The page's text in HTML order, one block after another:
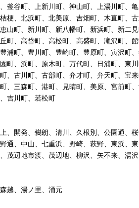
釜谷町、上新川町、神山町、上湯川町、
梗、北浜町、北美原、吉畑町、木直町、
山町、新川町、新八幡町、新浜町、新二
町、高岱町、高松町、高盛町、滝沢町、
浦町、豊川町、豊崎町、豊原町、寅沢町
町、浜町、原木町、万代町、日浦町、東
、古川町、古部町、弁才町、弁天町、宝
、三森町、港町、見晴町、美原、宮前町
吉川町、若松町
、開発、峩朗、清川、久根別、公園通、
通、中山、七重浜、野崎、萩野、東浜、
茂辺地市渡、茂辺地、柳沢、矢不来、湯沢
越、湯ノ里、涌元